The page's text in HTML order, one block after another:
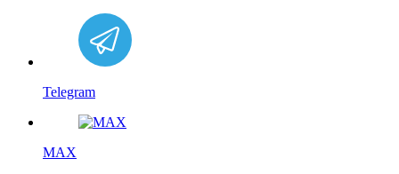
Telegram
MAX